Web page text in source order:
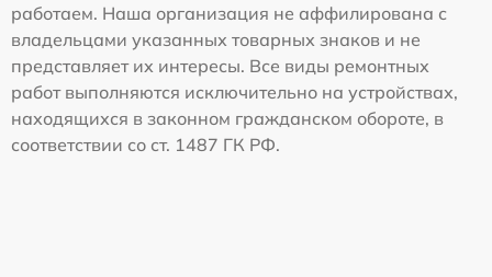
работаем. Наша организация не аффилирована с
владельцами указанных товарных знаков и не
представляет их интересы. Все виды ремонтных
работ выполняются исключительно на устройствах,
находящихся в законном гражданском обороте, в
соответствии со ст. 1487 ГК РФ.